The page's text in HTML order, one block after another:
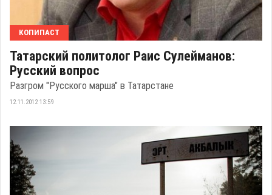
КОПИПАСТ
Татарский политолог Раис Сулейманов:
Русский вопрос
Разгром "Русского марша" в Татарстане
12.11.2012 13:59